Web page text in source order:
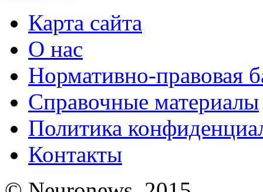
Карта сайта
О нас
Нормативно-правовая
Справочные материалы
Политика
Контакты